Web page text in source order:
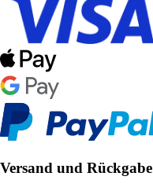
Versand und Rückgabe